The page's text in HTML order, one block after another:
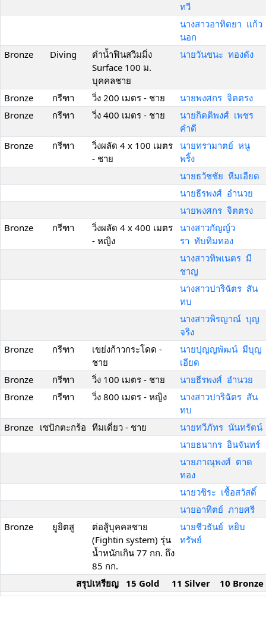
ทวี
นางสาวอาทิตยา แก้ว
นอก
Bronze
Diving
ดำน้ำฟินสวิมมิ่ง
Surface 100 ม.
บุคคลชาย
นายวันชนะ ทองดัง
Bronze กรีฑา วิ่ง 200 เมตร - ชาย
นายพงศกร จิตตรง
Bronze
กรีฑา วิ่ง 400 เมตร - ชาย
นายกิตติพงศ์ เพชร
คำดี
Bronze
กรีฑา
วิ่งผลัด 4 x 100 เมตร
- ชาย
นายทรามาตย์ หนู
พริ้ง
นายธวัชชัย หีมเอียด
นายธีรพงศ์ อำนวย
นายพงศกร จิตตรง
Bronze
กรีฑา
วิ่งผลัด 4 x 400 เมตร
- หญิง
นางสาวกัญญ์ว
รา ทับทิมทอง
นางสาวทิพเนตร มี
ชาญ
นางสาวปาริฉัตร สัน
ทบ
นางสาวพิรญาณ์ บุญ
จริง
Bronze
กรีฑา
เขย่งก้าวกระโดด -
ชาย
นายปุญญพัฒน์ มีบุญ
เอียด
Bronze
กรีฑา วิ่ง 100 เมตร - ชาย
นายธีรพงศ์ อำนวย
Bronze
กรีฑา วิ่ง 800 เมตร - หญิง
นางสาวปาริฉัตร สัน
ทบ
Bronze
เซปักตะกร้อ ทีมเดี่ยว - ชาย
นายทวีภัทร นันทรัตน์
นายธนากร อินจันทร์
นายภาณุพงศ์ ตาด
ทอง
นายวชิระ เชื้อสวัสดิ์
นายอาทิตย์ ภายศรี
Bronze
ยูยิตสู
ต่อสู้บุคคลชาย
(Fightin system) รุ่น
น้ำหนักเกิน 77 กก. ถึง
85 กก.
นายชีวธันย์ หยิบ
ทรัพย์
สรุปเหรียญ 15 Gold 11 Silver 10 Bronze